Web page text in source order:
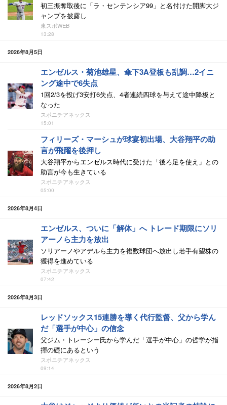
初三振奪取後に「ラ・センテンシア99」と名付けた開脚大ジ
ャンプを披露し
東スポWEB
13:28
2026年8月5日
エンゼルス・菊池雄星、傘下3A登板も乱調…2イニ
ング途中で6失点
1回2/3を投げ3安打6失点、4者連続四球を与えて途中降板と
なった
スポニチアネックス
15:01
フィリーズ・マーシュが球宴初出場、大谷翔平の助
言が飛躍を後押し
大谷翔平からエンゼルス時代に受けた「後ろ足を使え」との
助言が今も生きている
スポニチアネックス
05:00
2026年8月4日
エンゼルス、ついに「解体」へ トレード期限にソリ
アーノら主力を放出
ソリアーノやアデルら主力を複数球団へ放出し若手有望株の
獲得を進めている
スポニチアネックス
07:42
2026年8月3日
レッドソックス15連勝を導く代行監督、父から学ん
だ「選手が中心」の信念
父ジム・トレーシー氏から学んだ「選手が中心」の哲学が指
揮の礎にあるという
スポニチアネックス
09:14
2026年8月2日